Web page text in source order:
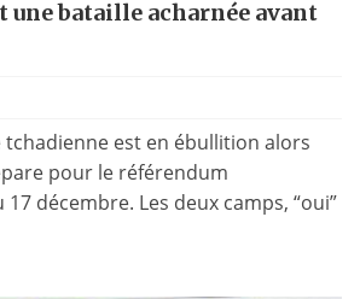
une bataille acharnée avant
tchadienne est en ébullition alors
pour le référendum
décembre. Les deux camps, “oui”